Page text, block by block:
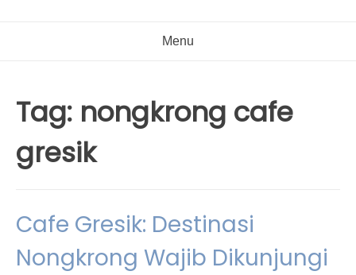
Menu
Tag: nongkrong cafe
gresik
Cafe Gresik: Destinasi
Nongkrong Wajib Dikunjungi